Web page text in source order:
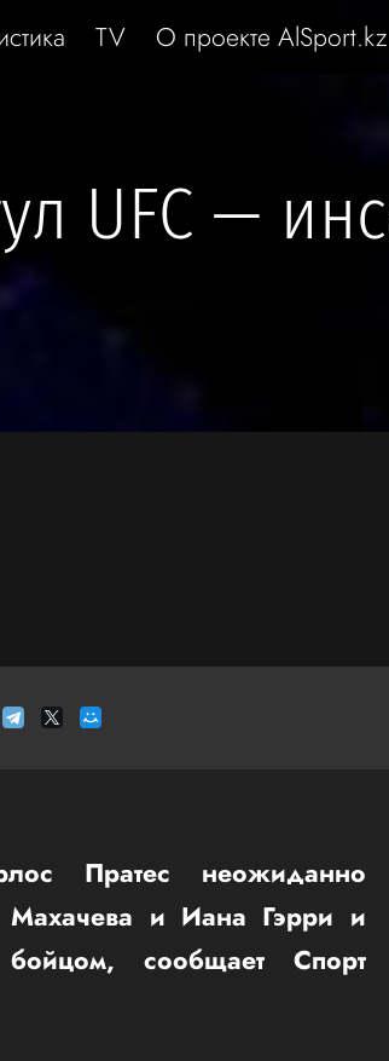
TV О проекте AlSport.kz
UFC —
Пратес неожиданно
Махачева и Иана Гэрри и
сообщает Спорт